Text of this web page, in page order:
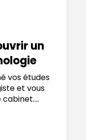
un
vos études
et vous